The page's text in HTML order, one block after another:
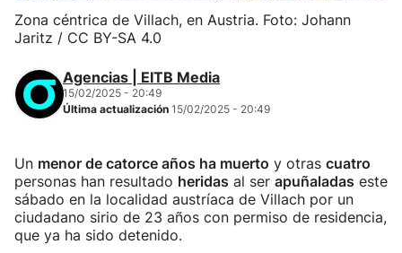
Zona céntrica de Villach, en Austria. Foto: Johann
Jaritz / CC BY-SA 4.0
Agencias | EITB Media
15/02/2025 - 20:49
Última actualización 15/02/2025 - 20:49
Un menor de catorce años ha muerto y otras cuatro
personas han resultado heridas al ser apuñaladas este
sábado en la localidad austríaca de Villach por un
ciudadano sirio de 23 años con permiso de residencia,
que ya ha sido detenido.